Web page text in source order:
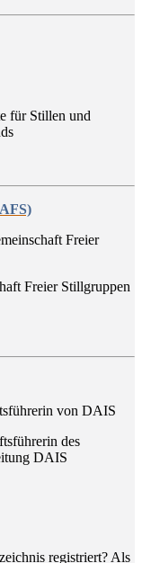
für Stillen und
Freier Stillgruppen
des
DAIS
regis­triert? Als